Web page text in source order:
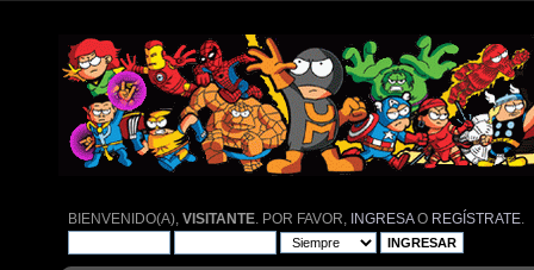
BIENVENIDO(A),VISITANTE . POR FAVOR, INGRESAO REGÍSTRATE